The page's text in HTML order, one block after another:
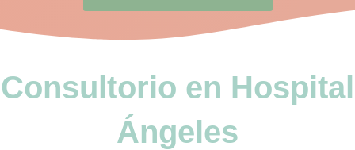
Consultorio en Hospital
Ángeles